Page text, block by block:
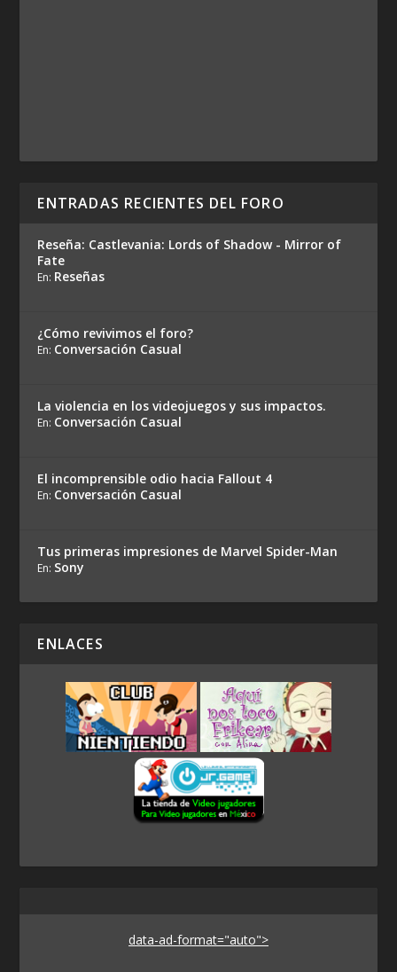
ENTRADAS RECIENTES DEL FORO
Reseña: Castlevania: Lords of Shadow - Mirror of
Fate
En: Reseñas
¿Cómo revivimos el foro?
En: Conversación Casual
La violencia en los videojuegos y sus impactos.
En: Conversación Casual
El incomprensible odio hacia Fallout 4
En: Conversación Casual
Tus primeras impresiones de Marvel Spider-Man
En: Sony
ENLACES
data-ad-format="auto">